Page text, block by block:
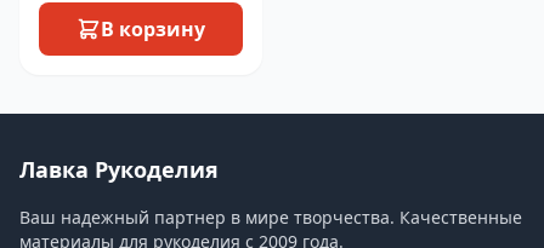
В корзину
Лавка Рукоделия
Ваш надежный партнер в мире творчества. Качественные
материалы для рукоделия с 2009 года.